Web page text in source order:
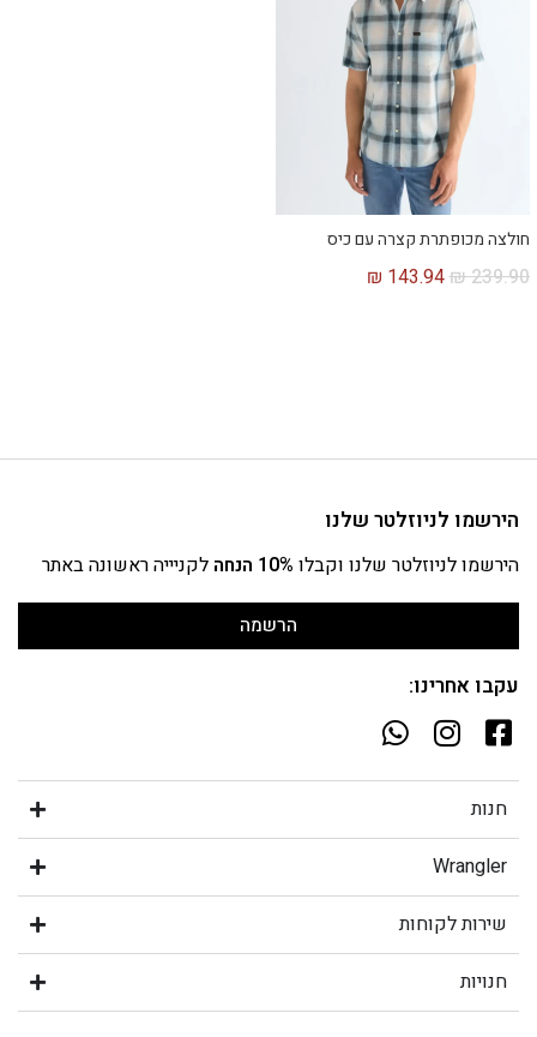
חולצה מכופתרת קצרה עם כיס
₪239.90
₪ 143.94
הירשמו לניוזלטר שלנו
הירשמו לניוזלטר שלנו וקבלו 10% הנחה לקניייה ראשונה באתר
הרשמה
עקבו אחרינו:
חנות
Wrangler
שירות לקוחות
חנויות